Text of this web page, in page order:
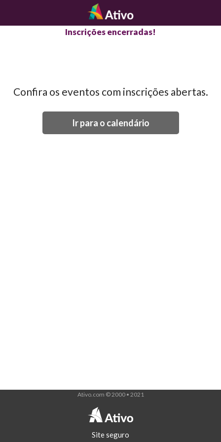
Inscrições encerradas!
Confira os eventos com inscrições abertas.
Ir para o calendário
Ativo.com © 2000 • 2021
Site seguro